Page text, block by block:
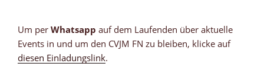
Um per Whatsapp auf dem Laufenden über aktuelle
Events in und um den CVJM FN zu bleiben, klicke auf
diesen Einladungslink.